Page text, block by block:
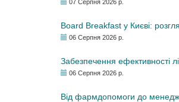
07 Серпня 2026 р.
Board Breakfast у Києві:
06 Серпня 2026 р.
Забезпечення ефективності
06 Серпня 2026 р.
Від фармдопомоги до